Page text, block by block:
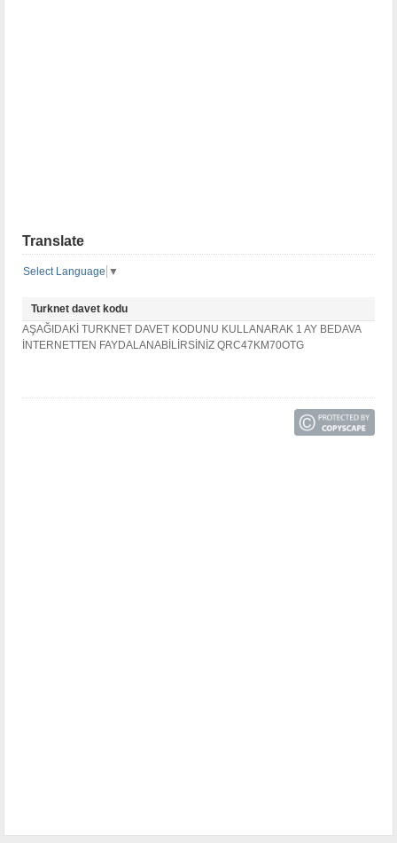
Translate
Select Language ▼
Turknet davet kodu
AŞAĞIDAKİ TURKNET DAVET KODUNU KULLANARAK 1 AY BEDAVA
İNTERNETTEN FAYDALANABİLİRSİNİZ QRC47KM70OTG